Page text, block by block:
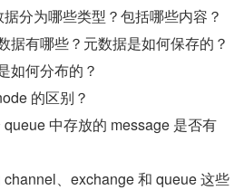
分为哪些类型？包括哪些内容？
据有哪些？元数据是如何保存的？
如何分布的？
的区别？
中存放的 message 是否有
、exchange 和 queue 这些